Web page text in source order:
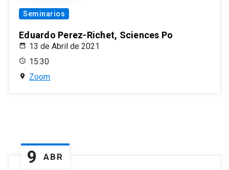
Seminarios
Eduardo Perez-Richet, Sciences Po
13 de Abril de 2021
15:30
Zoom
9 ABR